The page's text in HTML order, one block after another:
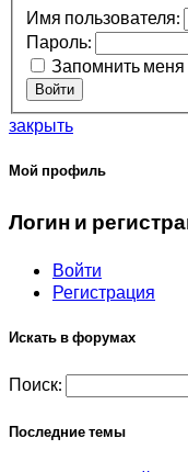
Имя пользователя:
Пароль:
Запомнить меня
Войти
закрыть
Мой профиль
Логин и
Войти
Регистрация
Искать в форумах
Поиск:
Последние темы